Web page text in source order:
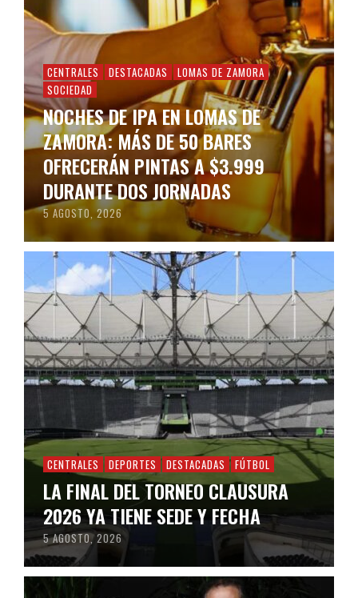
CENTRALES DESTACADAS
LOMAS DE ZAMORA
SOCIEDAD
NOCHES DE IPA EN LOMAS DE
ZAMORA: MÁS DE 50 BARES
OFRECERÁN PINTAS A $3.999
DURANTE DOS JORNADAS
5 AGOSTO, 2026
CENTRALES DEPORTES DESTACADAS FÚTBOL
LA FINAL DEL TORNEO CLAUSURA
2026 YA TIENE SEDE Y FECHA
5 AGOSTO, 2026